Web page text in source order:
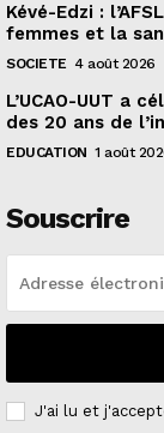
Kévé-Edzi :
femmes et la
SOCIETE 4 août 2026
L’UCAO-UUT a
des 20 ans de
EDUCATION 1 août
Souscrire
J'ai lu et